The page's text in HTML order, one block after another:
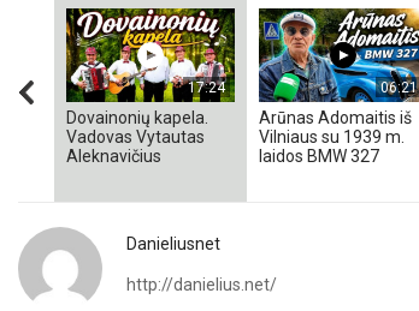
17:24
Dovainonių kapela.
Vadovas Vytautas
Aleknavičius
06:21
Arūnas Adomaitis iš
Vilniaus su 1939 m.
laidos BMW 327
Danieliusnet
http://danielius.net/